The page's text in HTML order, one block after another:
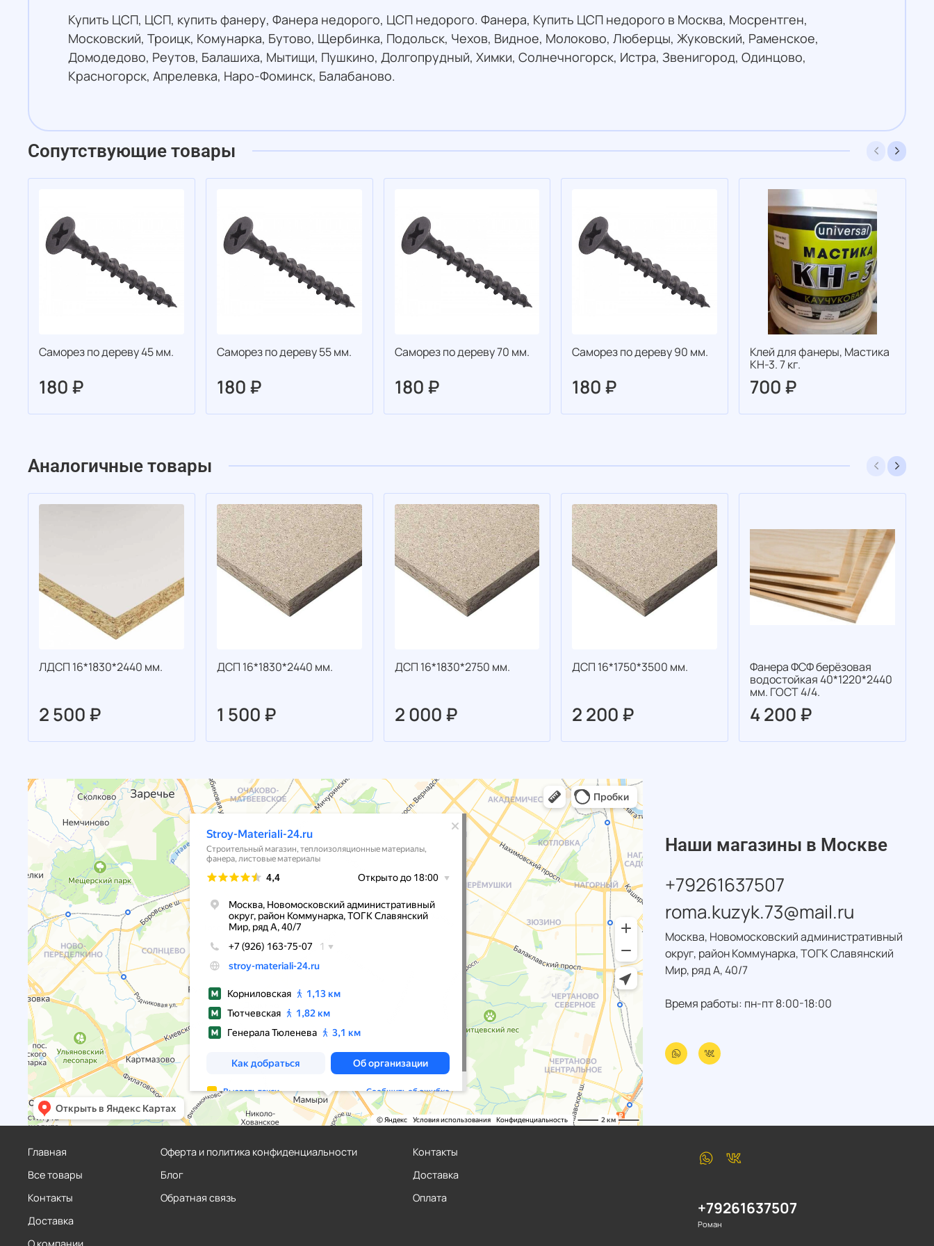
Купить ЦСП, ЦСП, купить фанеру, Фанера недорого, ЦСП недорого. Фанера, Купить ЦСП недорого в Москва, Мосрентген,
Московский, Троицк, Комунарка, Бутово, Щербинка, Подольск, Чехов, Видное, Молоково, Люберцы, Жуковский, Раменское,
Домодедово, Реутов, Балашиха, Мытищи, Пушкино, Долгопрудный, Химки, Солнечногорск, Истра, Звенигород, Одинцово,
Красногорск, Апрелевка, Наро-Фоминск, Балабаново.
Сопутствующие товары
Саморез по дереву 45 мм.
180 ₽
Саморез по дереву 55 мм.
180 ₽
Саморез по дереву 70 мм.
180 ₽
Саморез по дереву 90 мм.
180 ₽
Клей для фанеры, Мастика
КН-3. 7 кг.
700 ₽
Аналогичные товары
ЛДСП 16*1830*2440 мм.
2 500 ₽
ДСП 16*1830*2440 мм.
1 500 ₽
ДСП 16*1830*2750 мм.
2 000 ₽
ДСП 16*1750*3500 мм.
2 200 ₽
Фанера ФСФ берёзовая
водостойкая 40*1220*2440
мм. ГОСТ 4/4.
4 200 ₽
Наши магазины в Москве
+79261637507
roma.kuzyk.73@mail.ru
Москва, Новомосковский административный
округ, район Коммунарка, ТОГК Славянский
Мир, ряд А, 40/7
Время работы: пн-пт 8:00-18:00
Главная
Все товары
Контакты
Доставка
Оферта и политика конфиденциальности
Блог
Обратная связь
Контакты
Доставка
Оплата
+79261637507
Роман